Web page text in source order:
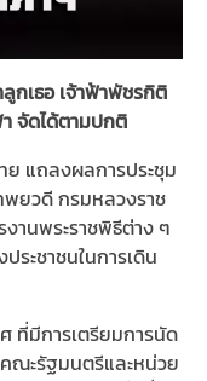
กเธอ เจ้าฟ้าพัชรกิติ
จัดได้ตามปกติ
ย แถลงผลการประชุม
พยวดี กรมหลวงราช
งานพระราชพิธีต่าง ๆ
ระชาชนในการเดิน
ที่มีการเตรียมการนัด
คณะรัฐมนตรีและหน่วย